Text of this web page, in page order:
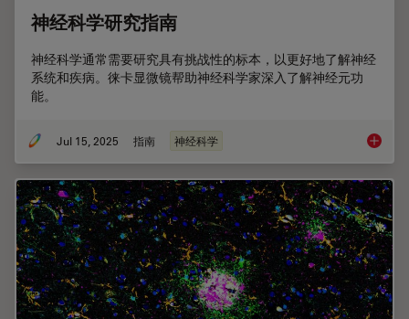
神经科学研究指南
神经科学通常需要研究具有挑战性的标本，以更好地了解神经
系统和疾病。徕卡显微镜帮助神经科学家深入了解神经元功
能。
Jul 15, 2025 指南 神经科学 神经科